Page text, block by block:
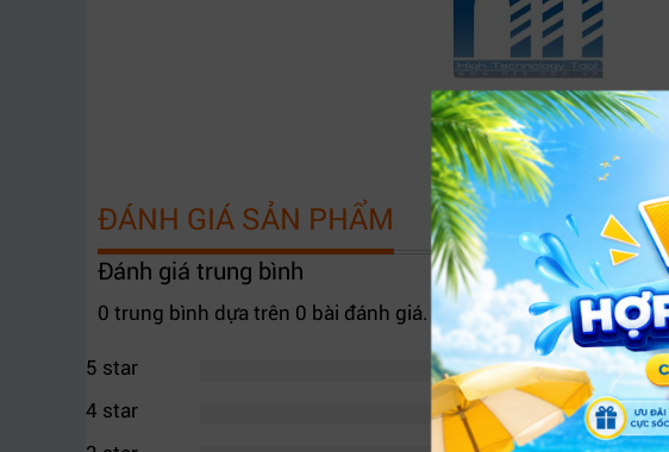
ĐÁNH GIÁ SẢN PHẨM
Đánh giá trung bình
0 trung bình dựa trên 0 bài đánh giá.
5 star
4 star